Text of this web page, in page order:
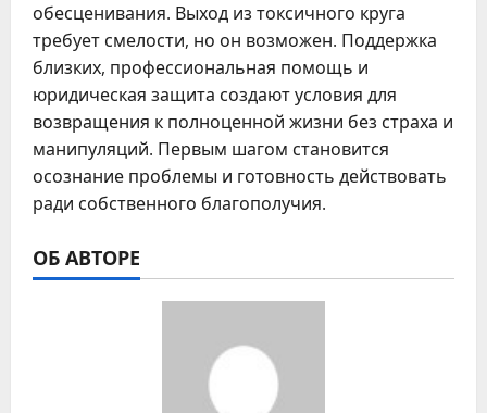
обесценивания. Выход из токсичного круга
требует смелости, но он возможен. Поддержка
близких, профессиональная помощь и
юридическая защита создают условия для
возвращения к полноценной жизни без страха и
манипуляций. Первым шагом становится
осознание проблемы и готовность действовать
ради собственного благополучия.
ОБ АВТОРЕ